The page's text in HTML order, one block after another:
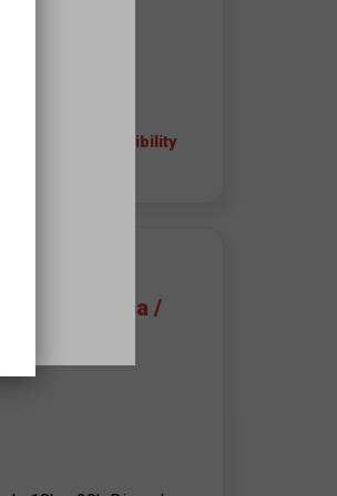
and accessibility
Catequísitica /